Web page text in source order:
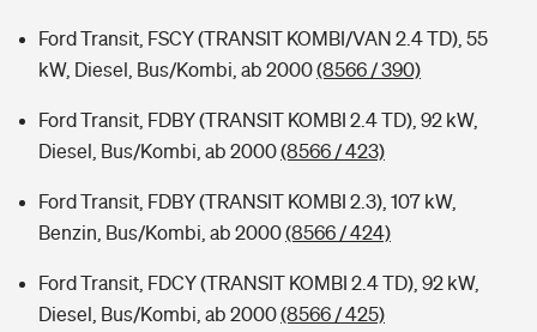
Ford Transit, FSCY (TRANSIT KOMBI/VAN 2.4 TD), 55
kW, Diesel, Bus/Kombi, ab 2000(8566 / 390)
Ford Transit, FDBY (TRANSIT KOMBI 2.4 TD), 92 kW,
Diesel, Bus/Kombi, ab 2000(8566 / 423)
Ford Transit, FDBY (TRANSIT KOMBI 2.3), 107 kW,
Benzin, Bus/Kombi, ab 2000(8566 / 424)
Ford Transit, FDCY (TRANSIT KOMBI 2.4 TD), 92 kW,
Diesel, Bus/Kombi, ab 2000(8566 / 425)